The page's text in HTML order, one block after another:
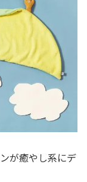
が癒やし系にデ